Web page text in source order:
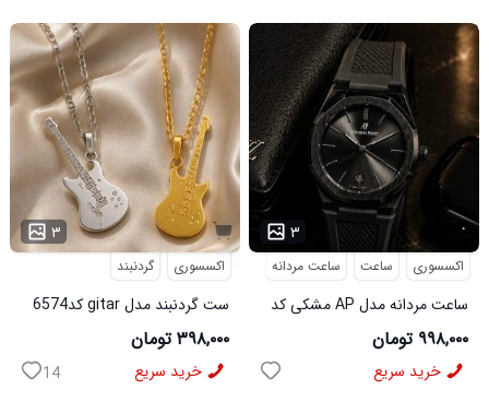
۳
اکسسوری گردنبند
ست گردنبند مدل gitar کد6574
۳۹۸,۰۰۰ تومان
خرید سریع 14
۳ ...
اکسسوری ساعت ساعت مردانه
ساعت مردانه مدل AP مشکی کد
6546
۹۹۸,۰۰۰ تومان
خرید سریع